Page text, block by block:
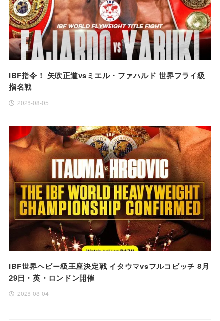
IBF指令！ 矢吹正道vsミエル・ファハルド 世界フライ級
指名戦
2026-08-05
IBF世界ヘビー級王座決定戦 イタウマvsフルコビッチ 8月
29日・英・ロンドン開催
2026-08-04